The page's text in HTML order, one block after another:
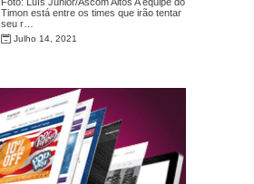
Timon está entre os times que irão tentar
seu r…
Julho 14, 2021